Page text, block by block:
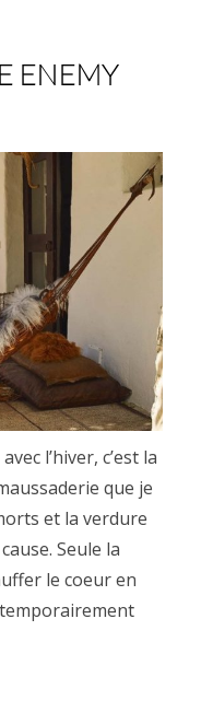
ENEMY
l’hiver, c’est la
que je
et la verdure
Seule la
le coeur en